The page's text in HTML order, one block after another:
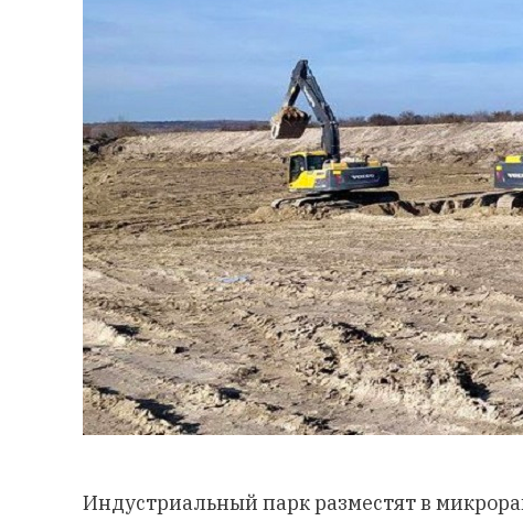
Индустриальный парк разместят в